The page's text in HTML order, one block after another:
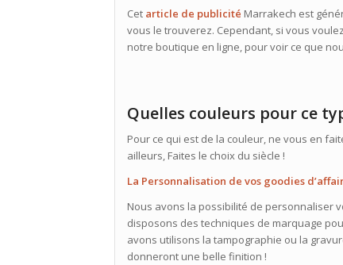
Cet article de publicité Marrakech est
vous le trouverez. Cependant, si vous
notre boutique en ligne, pour voir ce que
Quelles couleurs pour ce
Pour ce qui est de la couleur, ne vous en
ailleurs, Faites le choix du siècle !
La Personnalisation de vos goodies
Nous avons la possibilité de personnaliser
disposons des techniques de marquage
avons utilisons la tampographie ou la
donneront une belle finition !